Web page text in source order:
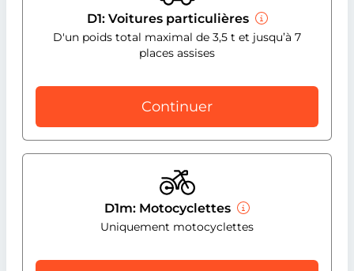
D1: Voitures particulières
D'un poids total maximal de 3,5 t et jusqu’à 7
places assises
Continuer
D1m: Motocyclettes
Uniquement motocyclettes